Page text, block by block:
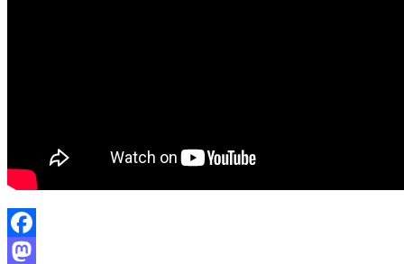
Facebook